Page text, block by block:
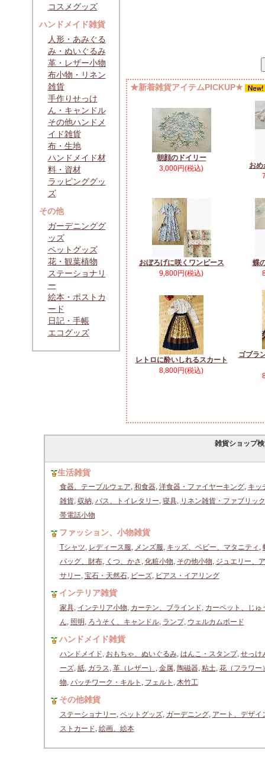
コスメグッズ
ハンドメイド雑貨
人形・あみぐる
み・ぬいぐるみ
革・レザー小物
布小物・リネン
雑貨
手作りせっけ
ん・キャンドル
その他ハンドメ
イド雑貨
布・生地
ハンドメイド材
料・資材
ラッピンググッ
ズ
その他
ガーデニンググ
ッズ
ペットグッズ
花・観葉植物
ステーショナリ
ー
絵本・ポストカ
ード
日記・手帳
エコグッズ
★新着雑貨アイテムPICKUP★
朝顔のドイリー
3,000円(税込)
お
おぼろげに咲くワンピース
9,800円(税込)
蝶
レトロに酔いしれるスカート
8,800円(税込)
ゴブラ
雑貨ショップ
生活雑貨
食器、テーブルウェア, 和食器, 洋食器・ファイヤーキング, キッ
雑貨, 収納, バス、トイレタリー, 寝具, リネン雑貨・ファブリック
帯電話小物
ファッション、小物雑貨
Tシャツ, レディース服, メンズ服, キッズ、ベビー、マタニティ ,
バッグ、財布, くつ、かさ , 化粧小物, その他小物, ジュエリー、
サリー, 宝石・天然石, ビーズ, ピアス・イアリング
インテリア雑貨
家具, インテリア小物, カーテン、ブラインド, カーペット、じゅ
ん, 照明 , ろうそく、キャンドル, ランプ, ウェルカムボード
ハンドメイド雑貨
ハンドメイド, おもちゃ、ぬいぐるみ, はんこ・スタンプ, せっけ
ーズ, 紙, ガラス, 革（レザー） , 金属, 陶磁器, 粘土, 花（フラワー
物, パッチワーク・キルト , フェルト , 木竹工
その他雑貨
ステーショナリー, ペットグッズ, ガーデニング, アート、デザイ
ストカード, 絵画、絵本